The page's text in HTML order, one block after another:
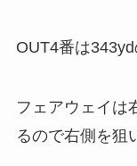
OUT4番は343yd
フェアウェイは
るので右側を狙